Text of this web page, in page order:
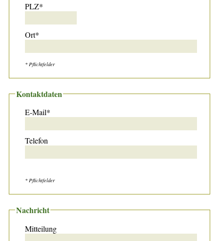
PLZ*
Ort*
* Pflichtfelder
Kontaktdaten
E-Mail*
Telefon
* Pflichtfelder
Nachricht
Mitteilung